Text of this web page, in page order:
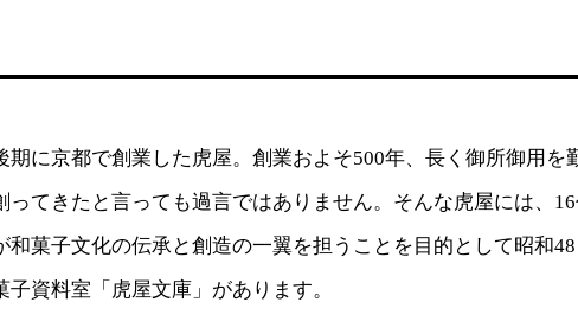
期に京都で創業した虎屋。創業およそ500年、長く御所御用を
ってきたと言っても過言ではありません。そんな虎屋には、
和菓子文化の伝承と創造の一翼を担うことを目的として昭和
子資料室「虎屋文庫」があります。